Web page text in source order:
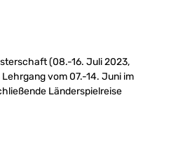
(08.-16. Juli 2023,
vom 07.-14. Juni im
Länderspielreise